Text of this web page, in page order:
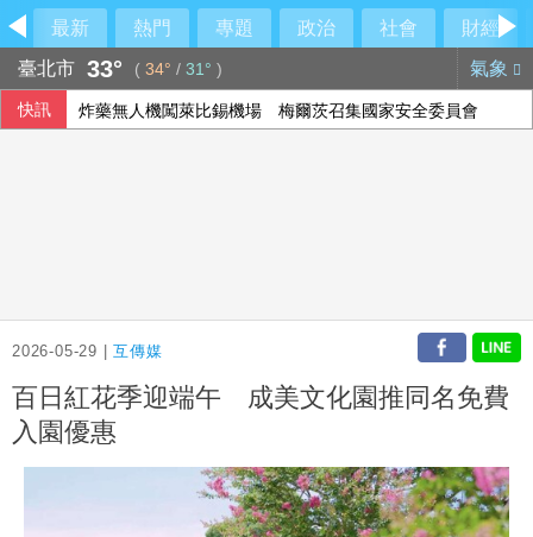
最新 熱門 專題 政治 社會
財經
臺北市 33° ( 34° / 31° ) 氣象
快訊 炸藥無人機闖萊比錫機場 梅爾茨召集國家安全委員會
2026-05-29 |互傳媒
百日紅花季迎端午 成美文化園推同名免費
入園優惠